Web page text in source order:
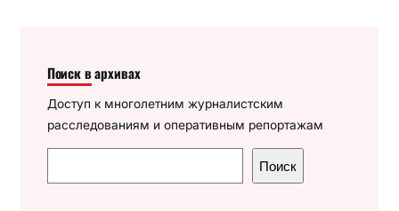
Поиск в архивах
Доступ к многолетним журналистским
расследованиям и оперативным репортажам
о
Поиск